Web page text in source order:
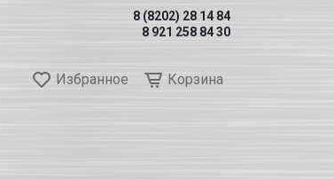
8 (8202) 28 14 84
8 921 258 84 30
Избранное Корзина